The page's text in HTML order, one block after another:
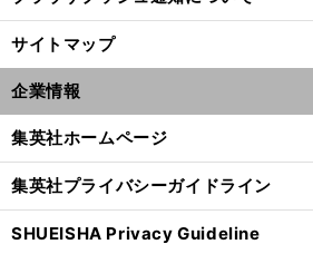
サイトマップ
企業情報
集英社ホームページ
集英社プライバシーガイドライン
SHUEISHA Privacy Guideline